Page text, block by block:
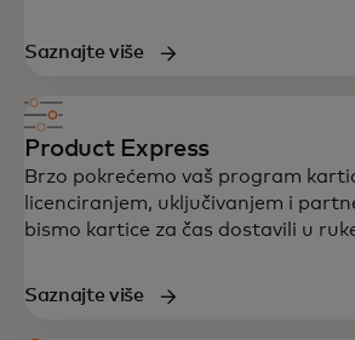
Saznajte više
Product Express
Brzo pokrećemo vaš program
licenciranjem, uključivanjem i
bismo kartice za čas dostavili u
Saznajte više